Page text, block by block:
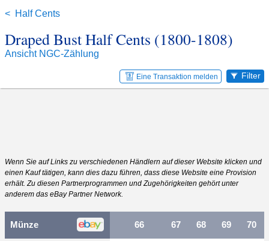
Half Cents
Draped Bust Half Cents (1800-1808)
Ansicht NGC-Zählung
Eine Transaktion melden Filter
Wenn Sie auf Links zu verschiedenen Händlern auf dieser Website klicken und
einen Kauf tätigen, kann dies dazu führen, dass diese Website eine Provision
erhält. Zu diesen Partnerprogrammen und Zugehörigkeiten gehört unter
anderem das eBay Partner Network.
Münze 65 66 67 68 69 70